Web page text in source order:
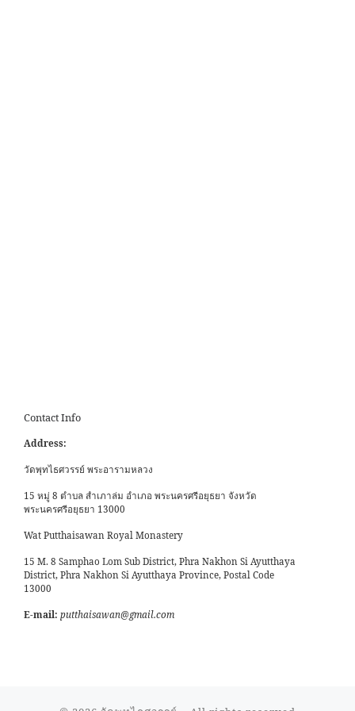
Contact Info
Address:
วัดพุทไธศวรรย์ พระอารามหลวง
15 หมู่ 8 ตำบล สำเภาล่ม อำเภอ พระนครศรีอยุธยา จังหวัด
พระนครศรีอยุธยา 13000
Wat Putthaisawan Royal Monastery
15 M. 8 Samphao Lom Sub District, Phra Nakhon Si Ayutthaya
District, Phra Nakhon Si Ayutthaya Province, Postal Code
13000
E-mail: putthaisawan@gmail.com